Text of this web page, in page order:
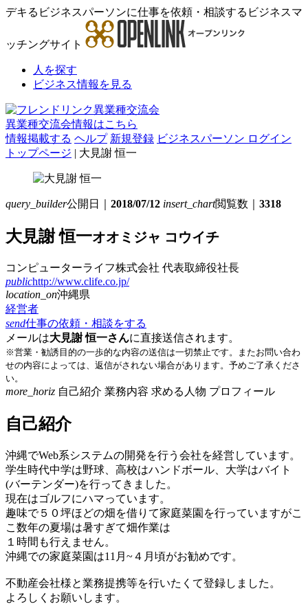
デキるビジネスパーソンに仕事を依頼・相談するビジネスマ
ッチングサイト
人を探す
ビジネス情報を見る
異業種交流会情報はこちら
情報掲載する ヘルプ 新規登録 ビジネスパーソン ログイン
トップページ | 大見謝 恒一
query_builder公開日｜ 2018/07/12 insert_chart閲覧数｜ 3318
大見謝 恒一オオミジャ コウイチ
コンピューターライフ株式会社 代表取締役社長
publichttp://www.clife.co.jp/
location_on沖縄県
経営者
send仕事の依頼・相談をする
メールは大見謝 恒一さんに直接送信されます。
※営業・勧誘目的の一歩的な内容の送信は一切禁止です。またお問い合わ
せの内容によっては、返信がされない場合があります。予めご了承くださ
い。
more_horiz 自己紹介 業務内容 求める人物 プロフィール
自己紹介
沖縄でWeb系システムの開発を行う会社を経営しています。
学生時代中学は野球、高校はハンドボール、大学はバイト
(バーテンダー)を行ってきました。
現在はゴルフにハマっています。
趣味で５０坪ほどの畑を借りて家庭菜園を行っていますがこ
こ数年の夏場は暑すぎて畑作業は
１時間も行えません。
沖縄での家庭菜園は11月~４月頃がお勧めです。
不動産会社様と業務提携等を行いたくて登録しました。
よろしくお願いします。